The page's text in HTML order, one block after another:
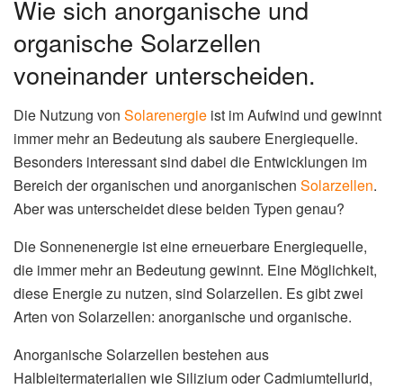
Wie sich anorganische und
organische Solarzellen
voneinander unterscheiden.
Die Nutzung von Solarenergie ist im Aufwind und gewinnt
immer mehr an Bedeutung als saubere Energiequelle.
Besonders interessant sind dabei die Entwicklungen im
Bereich der organischen und anorganischen Solarzellen.
Aber was unterscheidet diese beiden Typen genau?
Die Sonnenenergie ist eine erneuerbare Energiequelle,
die immer mehr an Bedeutung gewinnt. Eine Möglichkeit,
diese Energie zu nutzen, sind Solarzellen. Es gibt zwei
Arten von Solarzellen: anorganische und organische.
Anorganische Solarzellen bestehen aus
Halbleitermaterialien wie Silizium oder Cadmiumtellurid,